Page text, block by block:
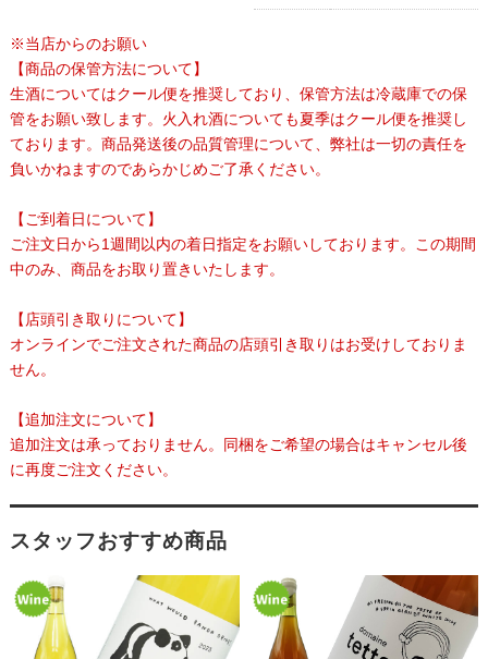
※当店からのお願い
【商品の保管方法について】
生酒についてはクール便を推奨しており、保管方法は冷蔵庫での保
管をお願い致します。火入れ酒についても夏季はクール便を推奨し
ております。商品発送後の品質管理について、弊社は一切の責任を
負いかねますのであらかじめご了承ください。
【ご到着日について】
ご注文日から1週間以内の着日指定をお願いしております。この期間
中のみ、商品をお取り置きいたします。
【店頭引き取りについて】
オンラインでご注文された商品の店頭引き取りはお受けしておりま
せん。
【追加注文について】
追加注文は承っておりません。同梱をご希望の場合はキャンセル後
に再度ご注文ください。
スタッフおすすめ商品